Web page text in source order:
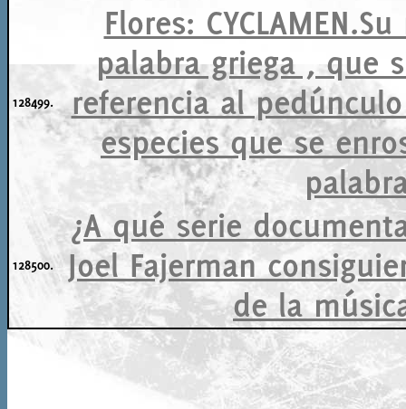
128499.
Flores:
palabra griega , que
referencia al
especies que se
128500.
¿A qué serie
Joel Fajerman
de la